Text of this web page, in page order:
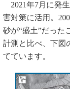
2021年7月に発
害対策に活用。
砂が“盛土”だった
計測と比べ、下図
てています。